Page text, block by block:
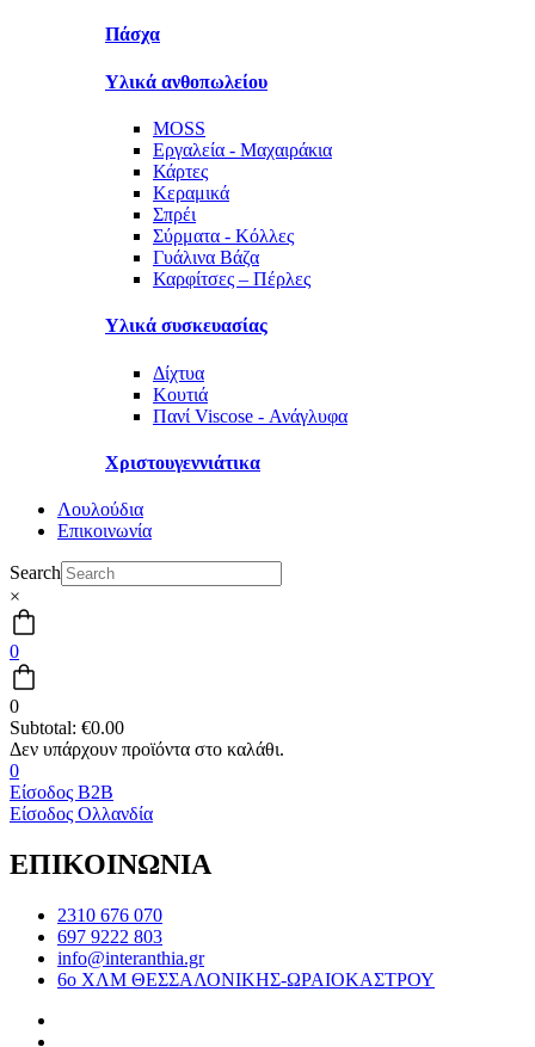
Πάσχα
Υλικά ανθοπωλείου
MOSS
Εργαλεία - Μαχαιράκια
Κάρτες
Κεραμικά
Σπρέι
Σύρματα - Κόλλες
Γυάλινα Βάζα
Καρφίτσες – Πέρλες
Υλικά συσκευασίας
Δίχτυα
Κουτιά
Πανί Viscose - Ανάγλυφα
Χριστουγεννιάτικα
Λουλούδια
Επικοινωνία
Search
×
0
0
Subtotal: €0.00
0
Είσοδος B2B
Είσοδος Ολλανδία
ΕΠΙΚΟΙΝΩΝΙΑ
2310 676 070
697 9222 803
info@interanthia.gr
6ο ΧΛΜ ΘΕΣΣΑΛΟΝΙΚΗΣ-ΩΡΑΙΟΚΑΣΤΡΟΥ